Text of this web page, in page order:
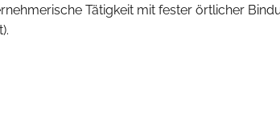
Tätigkeit mit fester örtlicher